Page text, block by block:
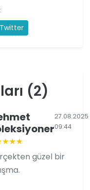
(2)
27.08.2025
09:44
güzel bir